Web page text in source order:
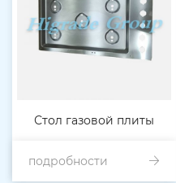
Стол газовой плиты
подробности